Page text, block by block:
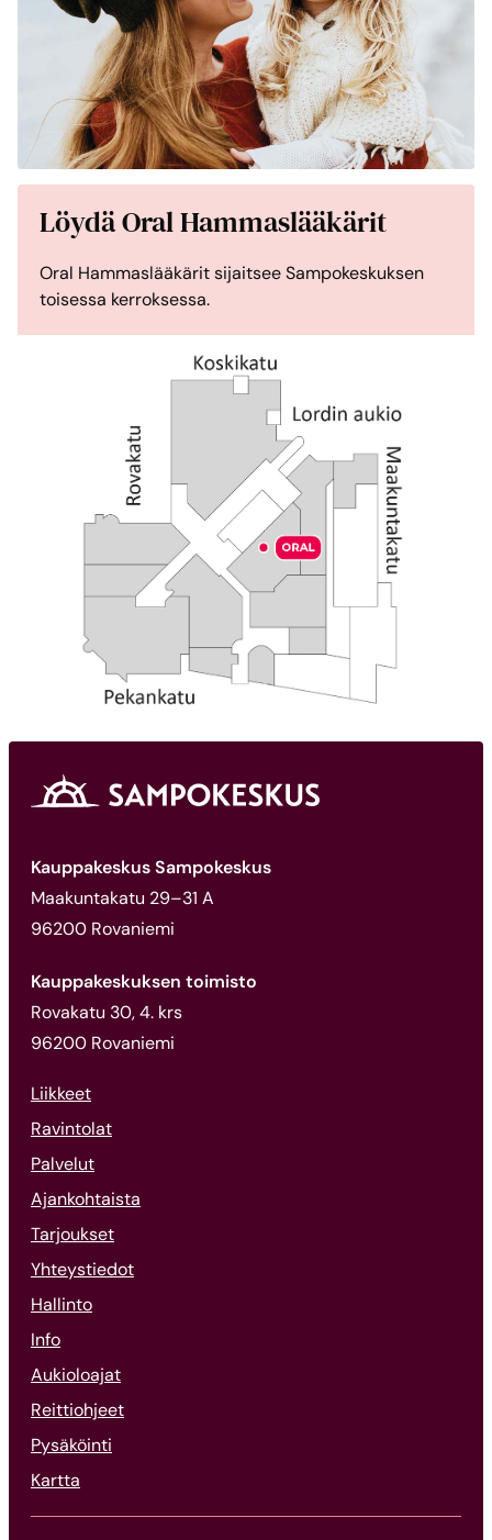
Löydä Oral Hammaslääkärit
Oral Hammaslääkärit sijaitsee Sampokeskuksen
toisessa kerroksessa.
Kauppakeskus Sampokeskus
Maakuntakatu 29–31 A
96200 Rovaniemi
Kauppakeskuksen toimisto
Rovakatu 30, 4. krs
96200 Rovaniemi
Liikkeet
Ravintolat
Palvelut
Ajankohtaista
Tarjoukset
Yhteystiedot
Hallinto
Info
Aukioloajat
Reittiohjeet
Pysäköinti
Kartta